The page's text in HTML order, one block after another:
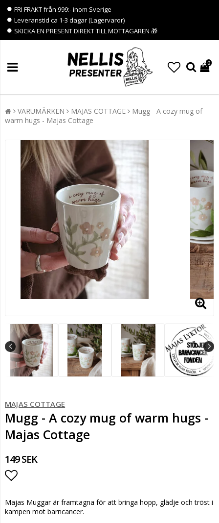
FRI FRAKT från 999:- inom Sverige
Leveranstid ca 1-3 dagar (Lagervaror)
SKICKA EN PRESENT DIREKT TILL MOTTAGAREN 🎁
0
VARUMÄRKEN MAJAS COTTAGE
Mugg - A cozy mug of
warm hugs - Majas Cottage
MAJAS COTTAGE
Mugg - A cozy mug of warm hugs -
Majas Cottage
149 SEK
Majas Muggar är framtagna för att bringa hopp, glädje och tröst i
kampen mot barncancer.